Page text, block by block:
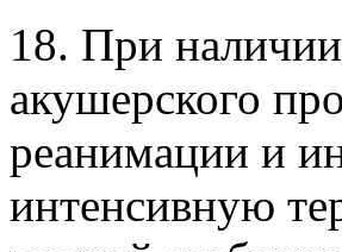
18. При
акушерского
реанимации и
интенсивную